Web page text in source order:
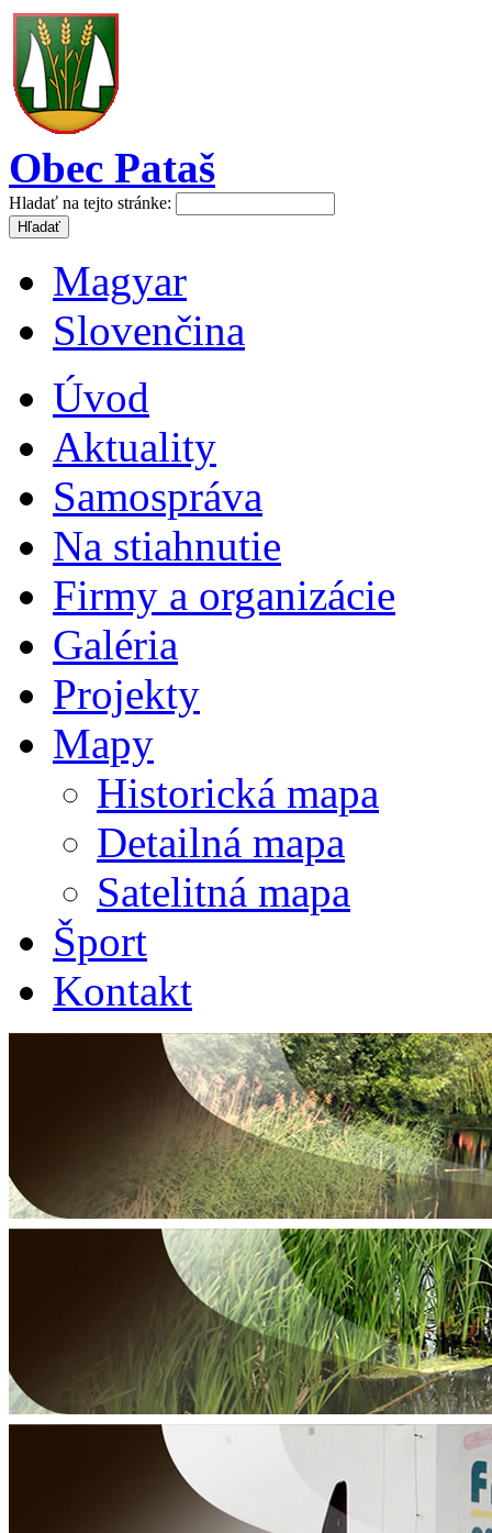
Obec Pataš
Hladať na tejto stránke:
Magyar
Slovenčina
Úvod
Aktuality
Samospráva
Na stiahnutie
Firmy a organizácie
Galéria
Projekty
Mapy
Historická mapa
Detailná mapa
Satelitná mapa
Šport
Kontakt